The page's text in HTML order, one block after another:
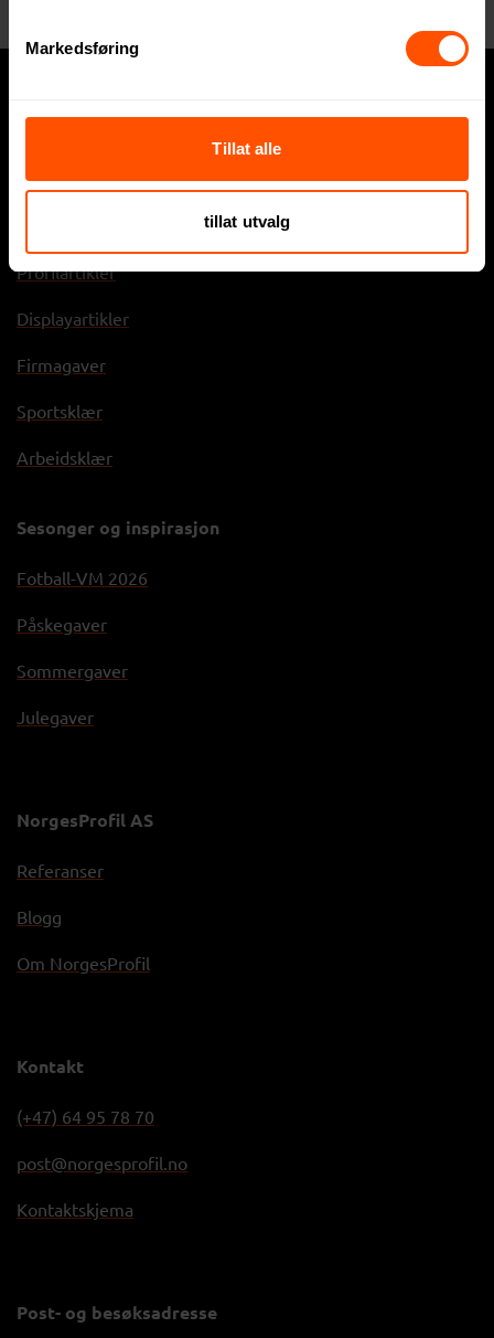
Markedsføring
Tillat alle
tillat utvalg
Hva trenger du?
Express
Profilartikler
Displayartikler
Firmagaver
Sportsklær
Arbeidsklær
Sesonger og inspirasjon
Fotball-VM 2026
Påskegaver
Sommergaver
Julegaver
NorgesProfil AS
Referanser
Blogg
Om NorgesProfil
Kontakt
(+47) 64 95 78 70
post@norgesprofil.no
Kontaktskjema
Post- og besøksadresse